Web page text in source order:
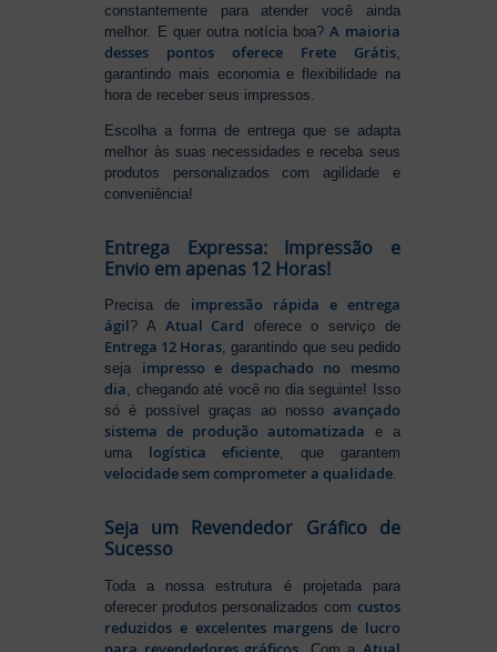
constantemente para atender você ainda
melhor. E quer outra notícia boa?A maioria
desses pontos oferece Frete Grátis,
garantindo mais economia e flexibilidade na
hora de receber seus impressos.
Escolha a forma de entrega que se adapta
melhor às suas necessidades e receba seus
produtos personalizados com agilidade e
conveniência!
Entrega Expressa: Impressão e
Envio em apenas 12 Horas!
Precisa de impressão rápida e entrega
ágil? A Atual Card oferece o serviço de
Entrega 12 Horas, garantindo que seu pedido
seja impresso e despachado no mesmo
dia, chegando até você no dia seguinte! Isso
só é possível graças ao nosso avançado
sistema de produção automatizada e a
uma logística eficiente, que garantem
velocidade sem comprometer a qualidade.
Seja um Revendedor Gráfico de
Sucesso
Toda a nossa estrutura é projetada para
oferecer produtos personalizados com custos
reduzidos e excelentes margens de lucro